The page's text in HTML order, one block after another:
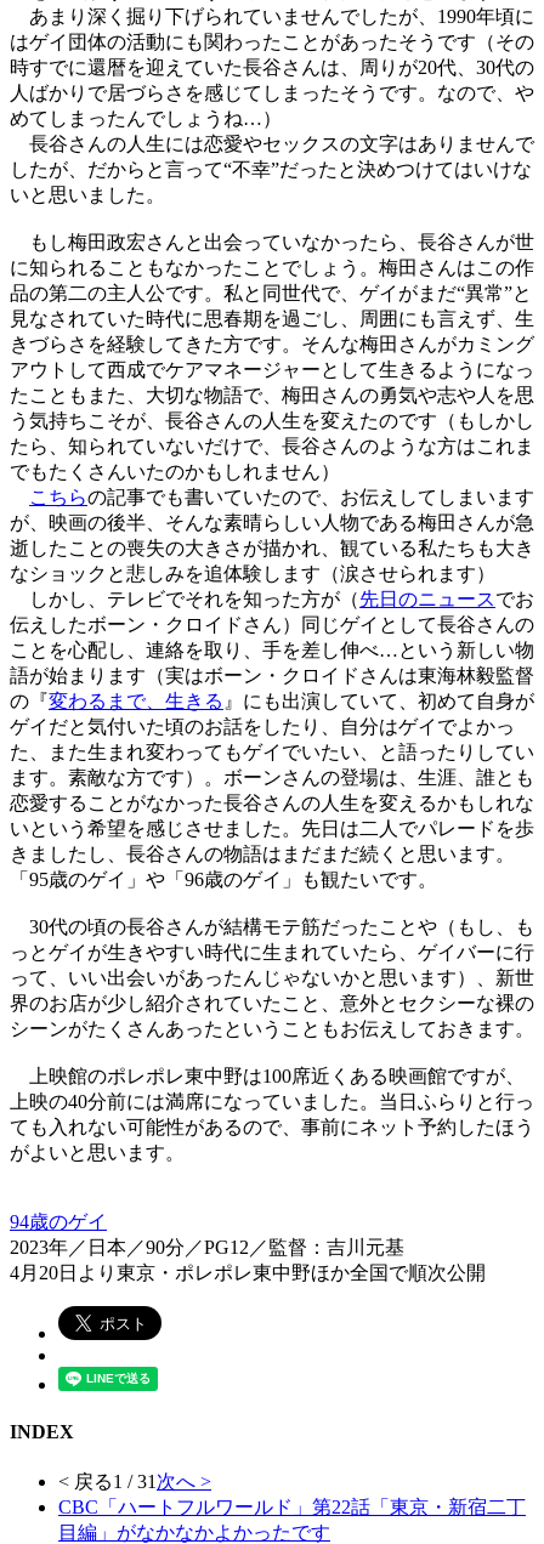
あまり深く掘り下げられていませんでしたが、1990年頃に
はゲイ団体の活動にも関わったことがあったそうです（その
時すでに還暦を迎えていた長谷さんは、周りが20代、30代の
人ばかりで居づらさを感じてしまったそうです。なので、や
めてしまったんでしょうね…）
長谷さんの人生には恋愛やセックスの文字はありませんで
したが、だからと言って“不幸”だったと決めつけてはいけな
いと思いました。
もし梅田政宏さんと出会っていなかったら、長谷さんが世
に知られることもなかったことでしょう。梅田さんはこの作
品の第二の主人公です。私と同世代で、ゲイがまだ“異常”と
見なされていた時代に思春期を過ごし、周囲にも言えず、生
きづらさを経験してきた方です。そんな梅田さんがカミング
アウトして西成でケアマネージャーとして生きるようになっ
たこともまた、大切な物語で、梅田さんの勇気や志や人を思
う気持ちこそが、長谷さんの人生を変えたのです（もしかし
たら、知られていないだけで、長谷さんのような方はこれま
でもたくさんいたのかもしれません）
こちらの記事でも書いていたので、お伝えしてしまいます
が、映画の後半、そんな素晴らしい人物である梅田さんが急
逝したことの喪失の大きさが描かれ、観ている私たちも大き
なショックと悲しみを追体験します（涙させられます）
しかし、テレビでそれを知った方が（先日のニュースでお
伝えしたボーン・クロイドさん）同じゲイとして長谷さんの
ことを心配し、連絡を取り、手を差し伸べ…という新しい物
語が始まります（実はボーン・クロイドさんは東海林毅監督
の『変わるまで、生きる 』にも出演していて、初めて自身が
ゲイだと気付いた頃のお話をしたり、自分はゲイでよかっ
た、また生まれ変わってもゲイでいたい、と語ったりしてい
ます。素敵な方です）。ボーンさんの登場は、生涯、誰とも
恋愛することがなかった長谷さんの人生を変えるかもしれな
いという希望を感じさせました。先日は二人でパレードを歩
きましたし、長谷さんの物語はまだまだ続くと思います。
「95歳のゲイ」や「96歳のゲイ」も観たいです。
30代の頃の長谷さんが結構モテ筋だったことや（もし、も
っとゲイが生きやすい時代に生まれていたら、ゲイバーに行
って、いい出会いがあったんじゃないかと思います）、新世
界のお店が少し紹介されていたこと、意外とセクシーな裸の
シーンがたくさんあったということもお伝えしておきます。
上映館のポレポレ東中野は100席近くある映画館ですが、
上映の40分前には満席になっていました。当日ふらりと行っ
ても入れない可能性があるので、事前にネット予約したほう
がよいと思います。
94歳のゲイ
2023年／日本／90分／PG12／監督：吉川元基
4月20日より東京・ポレポレ東中野ほか全国で順次公開
INDEX
< 戻る1 / 31 次へ >
CBC「ハートフルワールド」第22話「東京・新宿二丁
目編」がなかなかよかったです